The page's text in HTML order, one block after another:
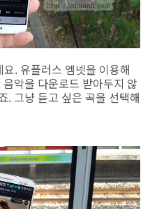
. 유플러스 엠넷을 이용해
악을 다운로드 받아두지 않
. 그냥 듣고 싶은 곡을 선택해